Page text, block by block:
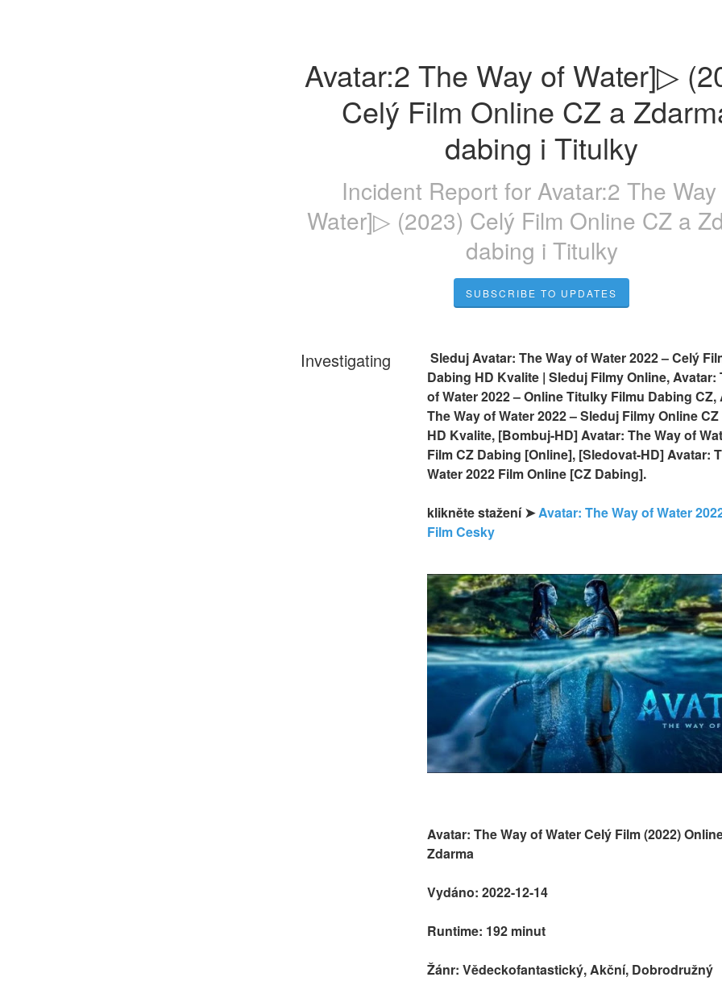
Avatar:2 The Way of Water]▷
Celý Film Online CZ a
dabing i Titulky
Incident Report for Avatar:2 The
Water]▷ (2023) Celý Film Online CZ a
dabing i Titulky
SUBSCRIBE TO UPDATES
Investigating
Dabing HD Kvalite | Sleduj Filmy Online, Avatar:
of Water 2022 – Online Titulky Filmu Dabing CZ,
The Way of Water 2022 – Sleduj Filmy Online
HD Kvalite, [Bombuj-HD] Avatar: The Way of
Film CZ Dabing [Online], [Sledovat-HD] Avatar:
Water 2022 Film Online [CZ Dabing].
klikněte stažení ➤ Avatar: The Way of Water
Film Cesky
Avatar: The Way of Water Celý Film (2022)
Zdarma
Vydáno: 2022-12-14
Runtime: 192 minut
Žánr: Vědeckofantastický, Akční, Dobrodružný